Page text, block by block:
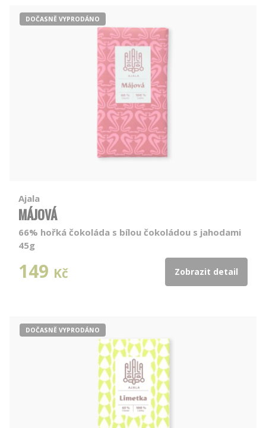
DOČASNĚ VYPRODÁNO
Ajala
MÁJOVÁ
66% hořká čokoláda s bílou čokoládou s jahodami
45g
149 Kč Zobrazit detail
DOČASNĚ VYPRODÁNO